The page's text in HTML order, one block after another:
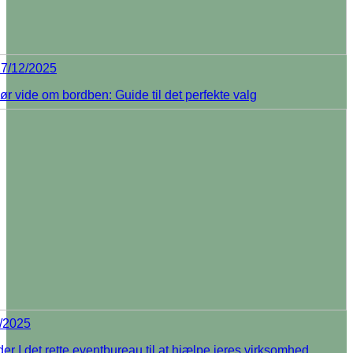
12/2025
vide om bordben: Guide til det perfekte valg
2025
I det rette eventbureau til at hjælpe jeres virksomhed